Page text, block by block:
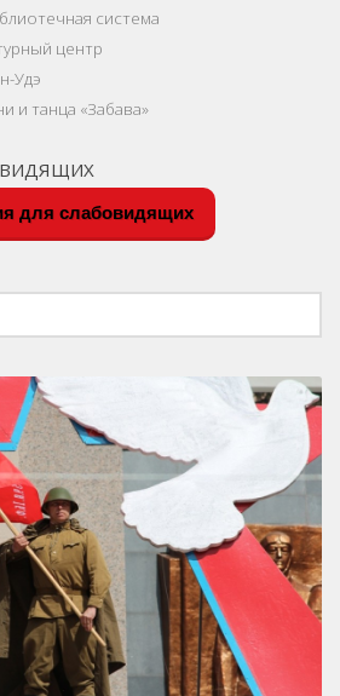
система
центр
Удэ
и танца «Забава»
для слабовидящих